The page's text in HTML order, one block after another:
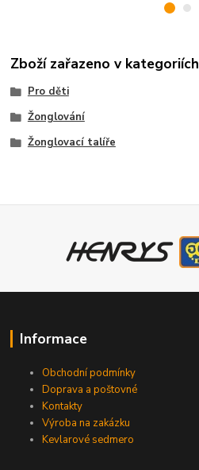
Zboží zařazeno v kategoriích
Pro děti
Žonglování
Žonglovací talíře
Informace
Obchodní podmínky
Doprava a poštovné
Kontakty
Výroba na zakázku
Kevlarové sedmero